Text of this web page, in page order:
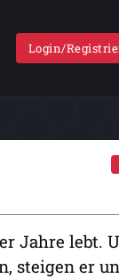
Login/
Jahre lebt.
steigen er